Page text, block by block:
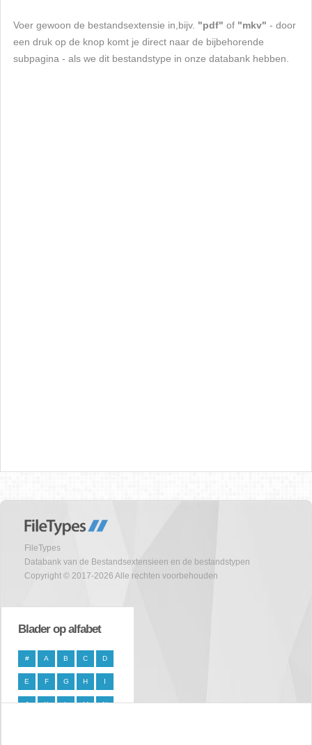
Voer gewoon de bestandsextensie in,bijv. "pdf" of "mkv" - door
een druk op de knop komt je direct naar de bijbehorende
subpagina - als we dit bestandstype in onze databank hebben.
FileTypes
Databank van de Bestandsextensieen en de bestandstypen
Copyright © 2017-2026 Alle rechten voorbehouden
Blader op alfabet
# A B C D
E F G H I
J K L M N